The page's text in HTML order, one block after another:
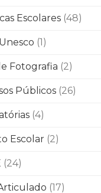
Escolares (48)
(1)
Fotografia (2)
Públicos (26)
(4)
Escolar (2)
(24)
(17)